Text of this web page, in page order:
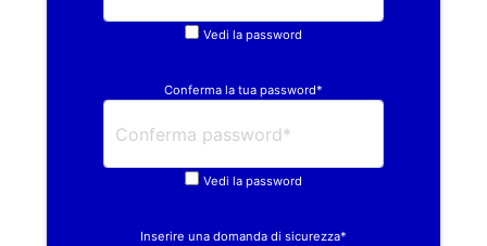
Vedi la password
Conferma la tua password*
Vedi la password
Inserire una domanda di sicurezza*